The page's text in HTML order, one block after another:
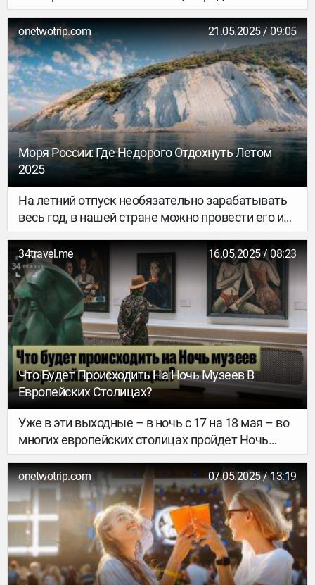
привередливых кофеманов, мы составили очень
подробную кофейную карту Варшавы, которая
поможет найти достойный фильтр или нежный
капучино практически в любом районе города.
onetwotrip.com 21.05.2025 / 09:05
Моря России: Где Недорого Отдохнуть Летом
2025
На летний отпуск необязательно зарабатывать
весь год, в нашей стране можно провести его и
вполне бюджетно. Причём не на даче, но и на
море! Выбрали 7 вариантов, чтобы вы ни в чём
себе не отказывали. Главное, помните первое
правило путешественника: чем раньше
забронируете билеты и отель, тем дешевле они
будут.
34travel.me 16.05.2025 / 08:23
Что Будет Происходить На Ночь Музеев В
Европейских Столицах?
Уже в эти выходные – в ночь с 17 на 18 мая – во
многих европейских столицах пройдет Ночь
музеев, одно из главных арт-событий года.
Какие города участвуют, куда идти, что
смотреть и как не пропустить все самое сочное?
Рассказываем.
onetwotrip.com 07.05.2025 / 13:19